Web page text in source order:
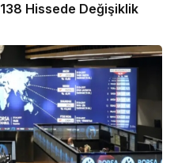
Hissede Değişiklik